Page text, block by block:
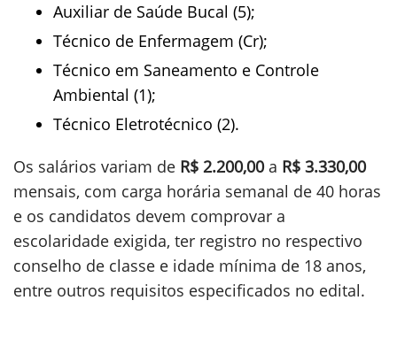
Auxiliar de Saúde Bucal (5);
Técnico de Enfermagem (Cr);
Técnico em Saneamento e Controle
Ambiental (1);
Técnico Eletrotécnico (2).
Os salários variam de R$ 2.200,00a R$ 3.330,00
mensais, com carga horária semanal de 40 horas
e os candidatos devem comprovar a
escolaridade exigida, ter registro no respectivo
conselho de classe e idade mínima de 18 anos,
entre outros requisitos especificados no edital.